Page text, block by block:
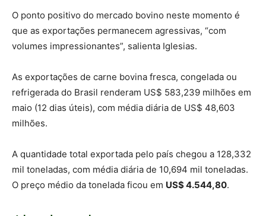
O ponto positivo do mercado bovino neste momento é
que as exportações permanecem agressivas, “com
volumes impressionantes”, salienta Iglesias.
As exportações de carne bovina fresca, congelada ou
refrigerada do Brasil renderam US$ 583,239 milhões em
maio (12 dias úteis), com média diária de US$ 48,603
milhões.
A quantidade total exportada pelo país chegou a 128,332
mil toneladas, com média diária de 10,694 mil toneladas.
O preço médio da tonelada ficou em US$ 4.544,80.